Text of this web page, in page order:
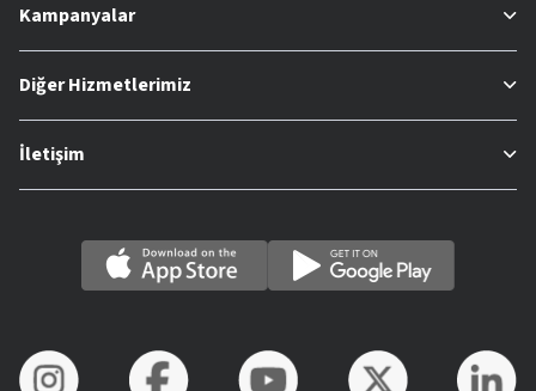
Kampanyalar
Diğer Hizmetlerimiz
İletişim